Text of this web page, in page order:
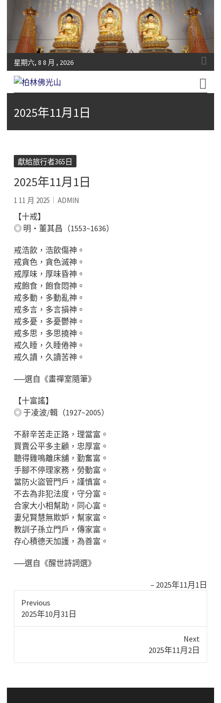
星期六, 8 8 月 , 2026
Fo-Guang-Shan-Tempel, Berlin e.V.
2025年11月1日
獻給旅行者365日
2025年11月1日
1 11 月 2025 ADMIN
【十戒】
◎ 明‧董其昌（1553~1636）
戒浩飲，浩飲傷神。
戒貪色，貪色滅神。
戒厚味，厚味昏神。
戒飽食，飽食悶神。
戒多動，多動亂神。
戒多言，多言損神。
戒多憂，多憂鬱神。
戒多思，多思撓神。
戒久睡，久睡倦神。
戒久讀，久讀苦神。
──選自《畫禪室隨筆》
【十富謠】
◎ 于凌波/輯（1927~2005）
不辭辛苦走正路，理當富。
買賣公平多主顧，忠厚富。
聽得雞鳴離床舖，勤奮富。
手腳不停理家務，勞動富。
當防火盜管門戶，謹慎富。
不去為非犯法度，守分富。
合家大小相幫助，同心富。
妻兒賢慧無欺妒，幫家富。
教訓子孫立門戶，傳家富。
存心積德天加護，為善富。
──選自《醒世詩詞選》
2025年11月1日
Previous
Previous
2025年10月31日
Next
2025年11月2日